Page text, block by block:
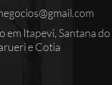
em Itapevi, Santana do
e Cotia